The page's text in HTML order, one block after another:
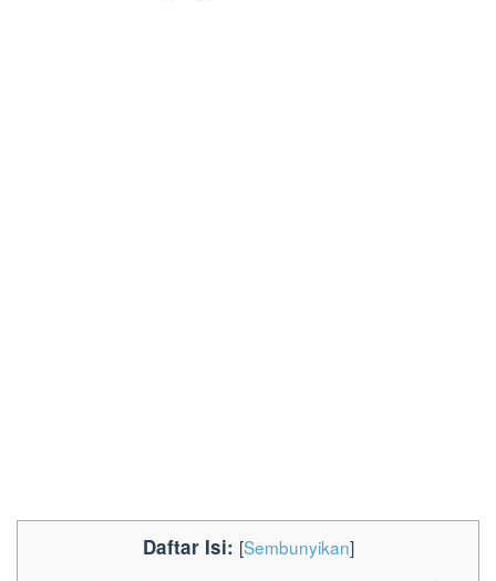
Daftar Isi: [Sembunyikan]